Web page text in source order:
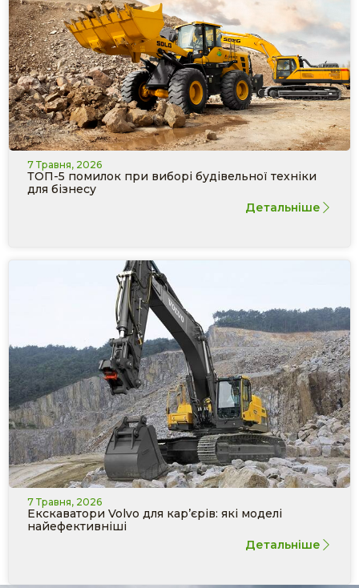
7 Травня, 2026
ТОП-5 помилок при виборі будівельної техніки
для бізнесу
Детальніше
7 Травня, 2026
Екскаватори Volvo для кар’єрів: які моделі
найефективніші
Детальніше